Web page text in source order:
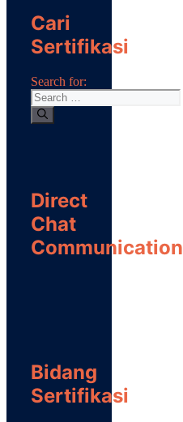
Cari
Sertifikasi
Search for:
Direct
Chat
Communication
Bidang
Sertifikasi